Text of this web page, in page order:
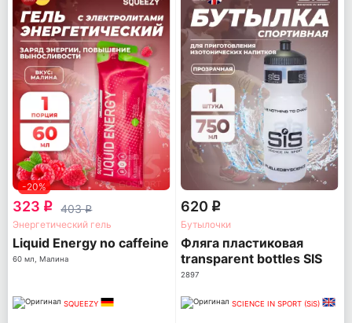
-20%
323 q 403q
Энергетический гель
Liquid Energy no caffeine
60 мл, Малина
SQUEEZY
620 q
Бутылочки
Фляга пластиковая
transparent bottles SIS
Fuelled, 750мл
2897
SCIENCE IN SPORT (SiS)